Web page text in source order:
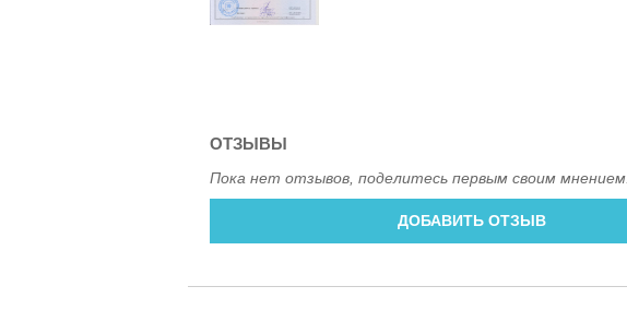
ОТЗЫВЫ
Пока нет отзывов, поделитесь первым своим мнением.
ДОБАВИТЬ ОТЗЫВ